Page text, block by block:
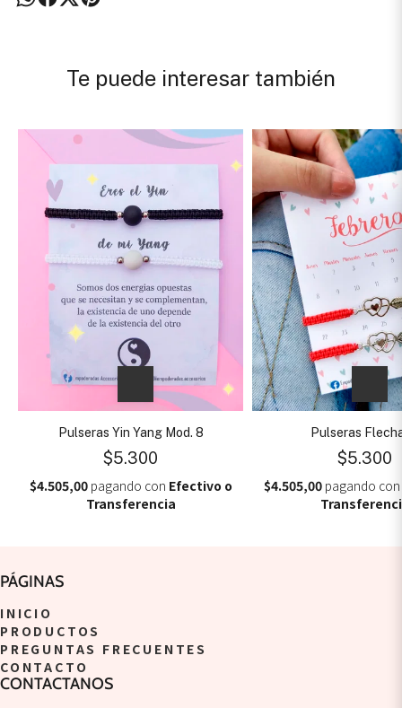
Te puede interesar también
Pulseras Yin Yang Mod. 8
$5.300
$4.505,00pagando con Efectivo o
Transferencia
Pulseras
$5.300
$4.505,00pagando con
PÁGINAS
INICIO
PRODUCTOS
PREGUNTAS FRECUENTES
CONTACTO
CONTACTANOS